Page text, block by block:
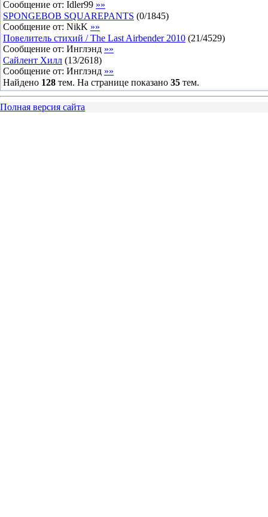
Сообщение от: Idler99 »»
SPONGEBOB SQUAREPANTS (0/1845)
Сообщение от: NikK »»
Повелитель стихий / The Last Airbender 2010 (21/4529)
Сообщение от: Инглэнд »»
Сайлент Хилл (13/2618)
Сообщение от: Инглэнд »»
Найдено 128 тем. На странице показано 35 тем.
Полная версия сайта